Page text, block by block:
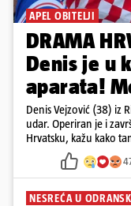
APEL OBITELJI
DRAMA
Denis je u
aparata!
Denis Vejzović (38) iz
udar. Operiran je i
Hrvatsku, kažu kako
'Imamo 72 sata'
NESREĆA U